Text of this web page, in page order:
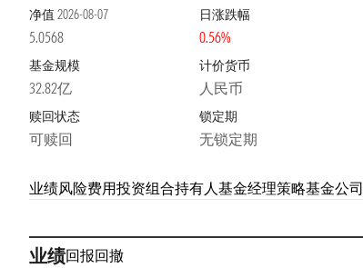
净值 2026-08-07
5.0568
日涨跌幅
0.56%
基金规模
32.82亿
计价货币
人民币
赎回状态
可赎回
锁定期
无锁定期
业绩风险费用投资组合持有人基金经理策略基金公司
业绩回报回撤